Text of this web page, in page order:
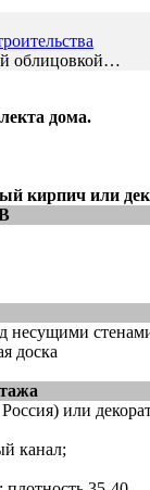
облицовкой…
дома.
кирпич или
несущими
доска
или
канал;